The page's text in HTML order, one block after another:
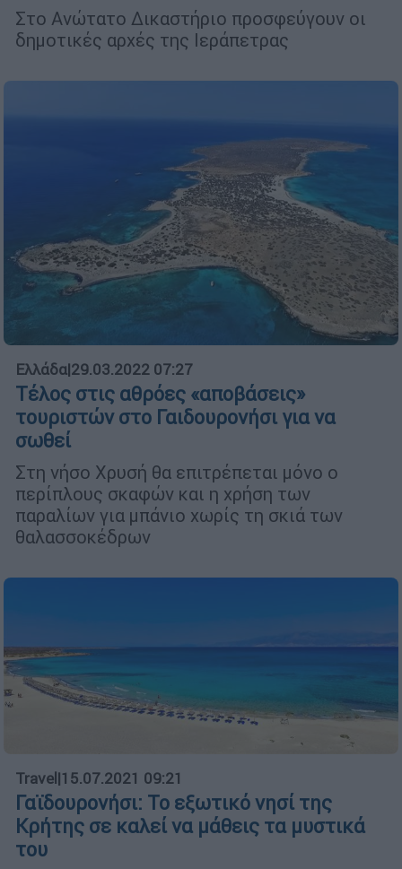
Στο Ανώτατο Δικαστήριο προσφεύγουν οι
δημοτικές αρχές της Ιεράπετρας
Ελλάδα|29.03.2022 07:27
Τέλος στις αθρόες «αποβάσεις»
τουριστών στο Γαιδουρονήσι για να
σωθεί
Στη νήσο Χρυσή θα επιτρέπεται μόνο ο
περίπλους σκαφών και η χρήση των
παραλίων για μπάνιο χωρίς τη σκιά των
θαλασσοκέδρων
Travel |15.07.2021 09:21
Γαϊδουρονήσι: Το εξωτικό νησί της
Κρήτης σε καλεί να μάθεις τα μυστικά
του